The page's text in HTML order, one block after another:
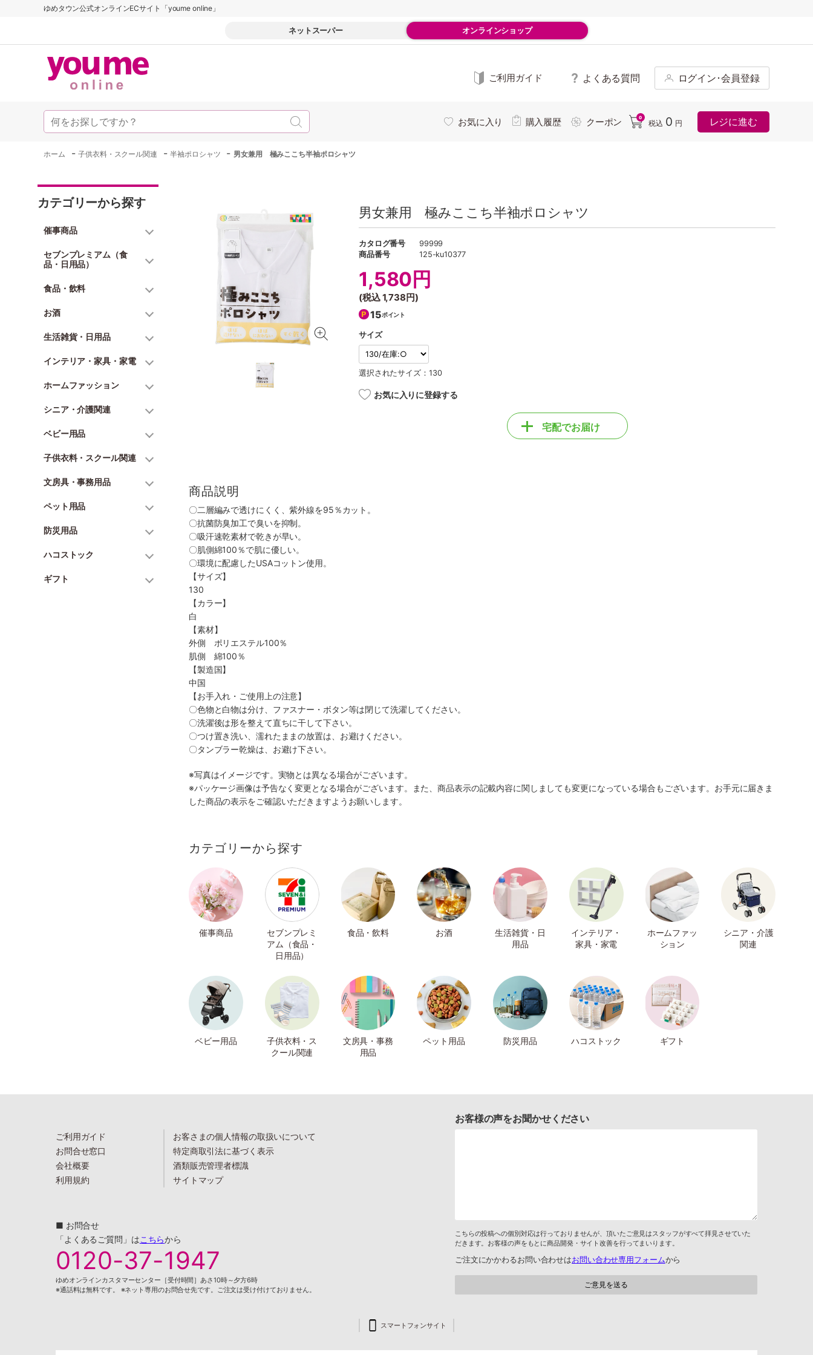
ゆめタウン公式オンラインECサイト「youme online」
ネットスーパー オンラインショップ
ご利用ガイド よくある質問 ログイン･会員登録
お気に入り 購入履歴 クーポン 0
税込 0 円 レジに進む
ホーム -子供衣料・スクール関連 -半袖ポロシャツ - 男女兼用 極みここち半袖ポロシャツ
カテゴリーから探す
催事商品
セブンプレミアム（食
品・日用品）
食品・飲料
お酒
生活雑貨・日用品
インテリア・家具・家電
ホームファッション
シニア・介護関連
ベビー用品
子供衣料・スクール関連
文房具・事務用品
ペット用品
防災用品
ハコストック
ギフト
男女兼用 極みここち半袖ポロシャツ
カタログ番号
99999
商品番号
125-ku10377
1,580円
(税込1,738円)
15ポイント
サイズ
選択されたサイズ：130
お気に入りに登録する
宅配でお届け
商品説明
〇二層編みで透けにくく、紫外線を95％カット。
〇抗菌防臭加工で臭いを抑制。
〇吸汗速乾素材で乾きが早い。
〇肌側綿100％で肌に優しい。
〇環境に配慮したUSAコットン使用。
【サイズ】
130
【カラー】
白
【素材】
外側 ポリエステル100％
肌側 綿100％
【製造国】
中国
【お手入れ・ご使用上の注意】
〇色物と白物は分け、ファスナー・ボタン等は閉じて洗濯してください。
〇洗濯後は形を整えて直ちに干して下さい。
〇つけ置き洗い、濡れたままの放置は、お避けください。
〇タンブラー乾燥は、お避け下さい。
※写真はイメージです。実物とは異なる場合がございます。
※パッケージ画像は予告なく変更となる場合がございます。また、商品表示の記載内容に関しましても変更になっている場合もございます。お手元に届きま
した商品の表示をご確認いただきますようお願いします。
カテゴリーから探す
催事商品
セブンプレミ
アム（食品・
日用品）
食品・飲料 お酒
生活雑貨・日
用品
インテリア・
家具・家電
ホームファッ
ション
シニア・介護
関連
ベビー用品
子供衣料・ス
クール関連
文房具・事務
用品
ペット用品 防災用品 ハコストック ギフト
ご利用ガイド
お問合せ窓口
会社概要
利用規約
お客さまの個人情報の取扱いについて
特定商取引法に基づく表示
酒類販売管理者標識
サイトマップ
■ お問合せ
「よくあるご質問」はこちらから
0120-37-1947
ゆめオンラインカスタマーセンター［受付時間］あさ10時～夕方6時
※通話料は無料です。 ※ネット専用のお問合せ先です。ご注文は受け付けておりません。
お客様の声をお聞かせください
こちらの投稿への個別対応は行っておりませんが、頂いたご意見はスタッフがすべて拝見させていた
だきます。お客様の声をもとに商品開発・サイト改善を行ってまいります。
ご注文にかかわるお問い合わせはお問い合わせ専用フォームから
スマートフォンサイト